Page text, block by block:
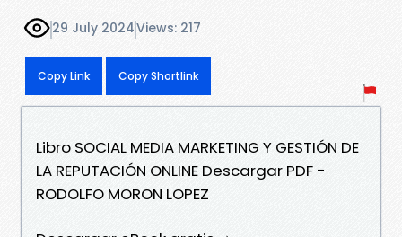
29 July 2024Views: 217
Copy Link Copy Shortlink
Libro SOCIAL MEDIA MARKETING Y GESTIÓN DE
LA REPUTACIÓN ONLINE Descargar PDF -
RODOLFO MORON LOPEZ